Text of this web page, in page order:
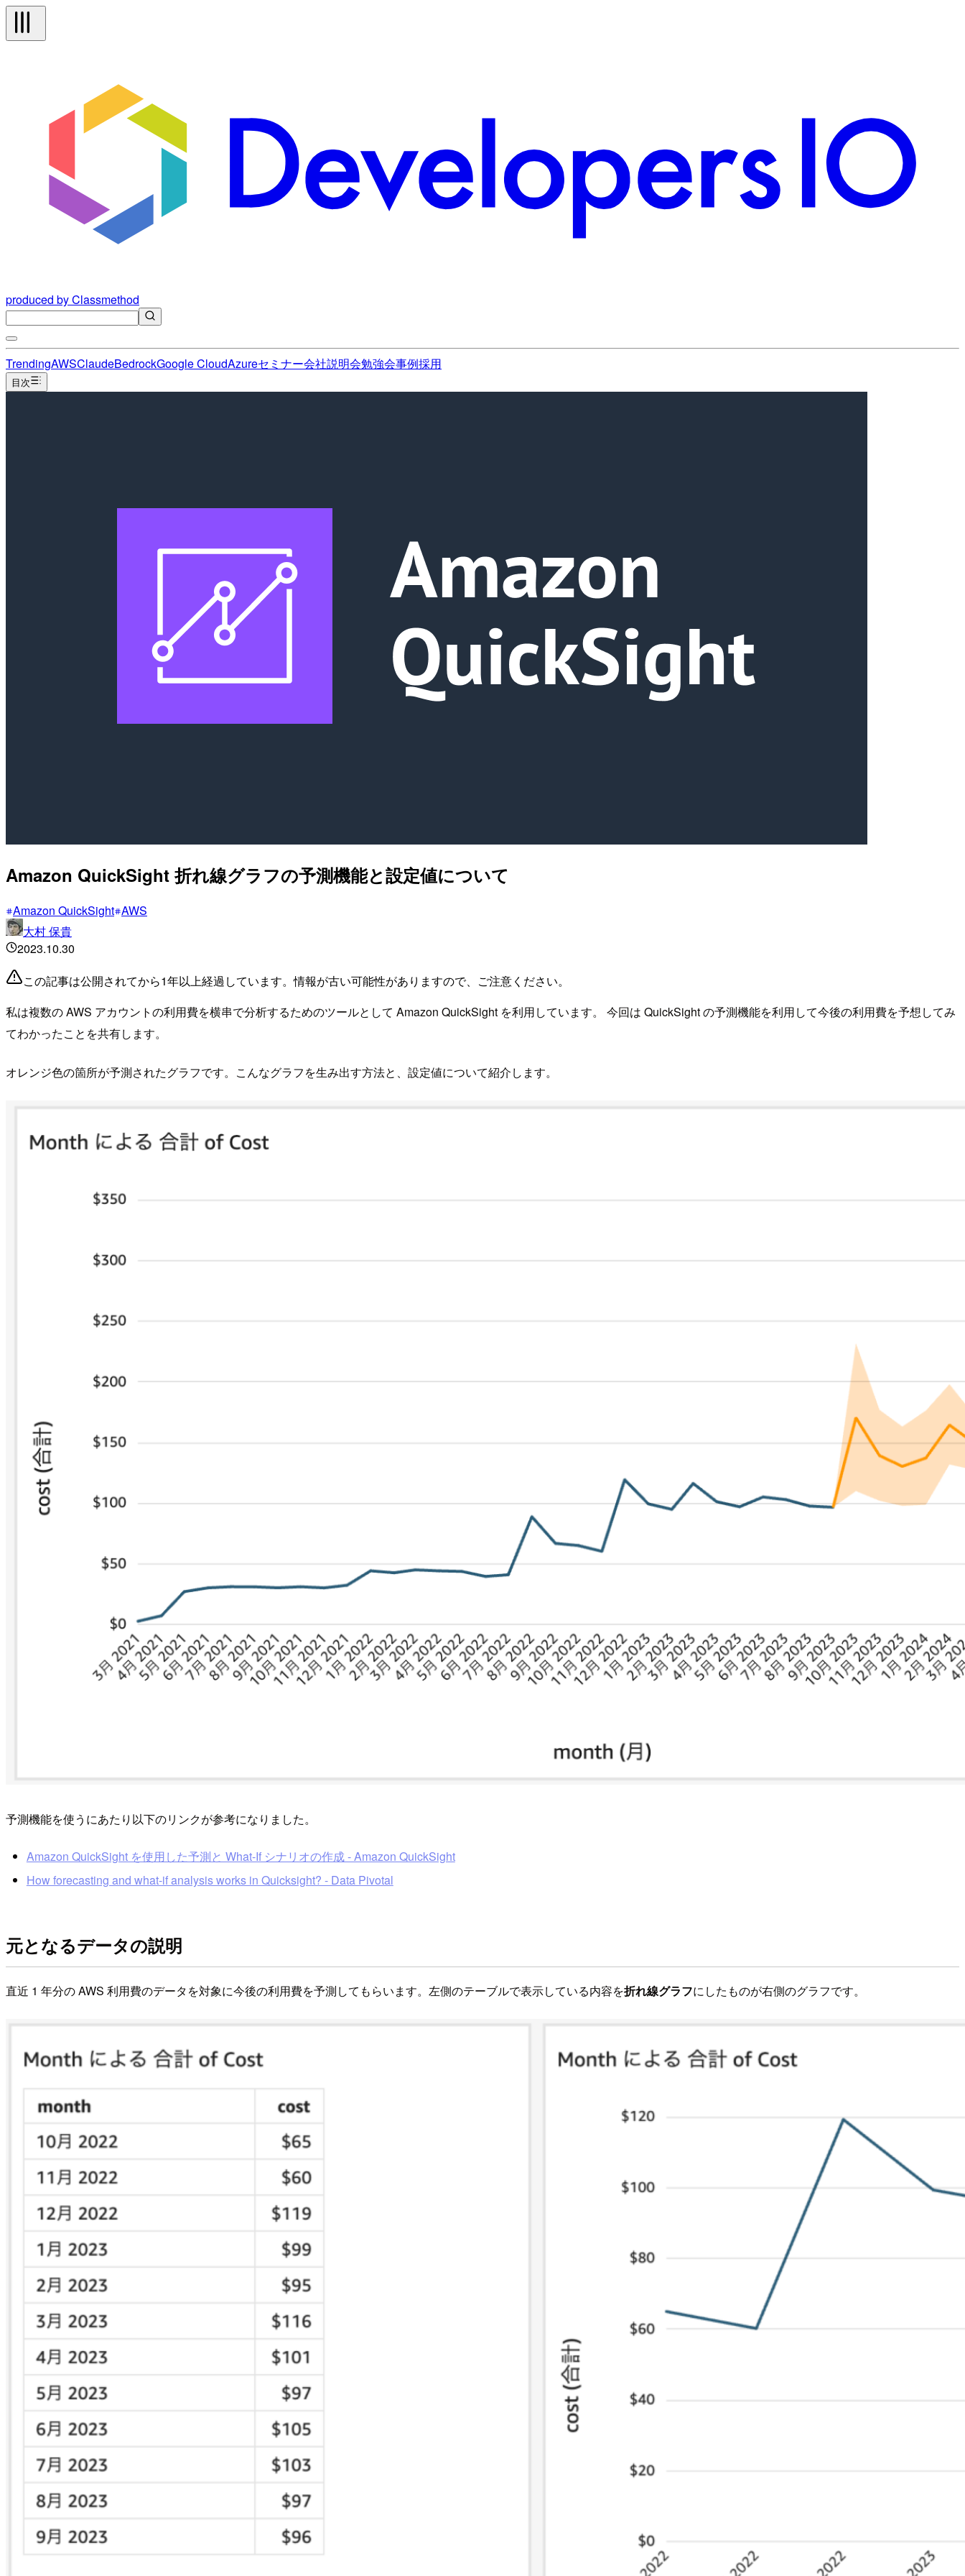
produced by Classmethod
TrendingAWSClaudeBedrockGoogle CloudAzureセミナー会社説明会勉強会事例採用
目次
Amazon QuickSight 折れ線グラフの予測機能と設定値について
Amazon QuickSight AWS
大村 保貴
2023.10.30
この記事は公開されてから1年以上経過しています。情報が古い可能性がありますので、ご注意ください。
私は複数の AWS アカウントの利用費を横串で分析するためのツールとして Amazon QuickSight を利用しています。 今回は QuickSight の予測機能を利用して今後の利用費を予想してみ
てわかったことを共有します。
オレンジ色の箇所が予測されたグラフです。こんなグラフを生み出す方法と、設定値について紹介します。
予測機能を使うにあたり以下のリンクが参考になりました。
Amazon QuickSight を使用した予測と What-If シナリオの作成 - Amazon QuickSight
How forecasting and what-if analysis works in Quicksight? - Data Pivotal
元となるデータの説明
直近 1 年分の AWS 利用費のデータを対象に今後の利用費を予測してもらいます。左側のテーブルで表示している内容を折れ線グラフにしたものが右側のグラフです。